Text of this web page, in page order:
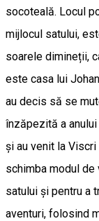
socoteală. Locul
mijlocul satului,
soarele dimineții,
este casa lui
au decis să se
înzăpezită a
și au venit la
schimba modul de
satului și pentru a
aventuri, folosind